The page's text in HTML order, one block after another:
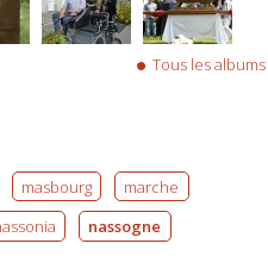
Tous les albums
masbourg
marche
nassogne